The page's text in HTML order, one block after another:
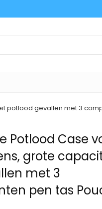
potlood gevallen met 3
Potlood Case
grote
met 3
pen tas